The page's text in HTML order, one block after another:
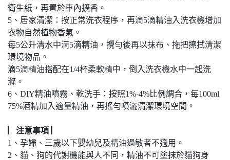
衛生紙，再置於車內擴香。
5、居家清潔：按正常洗衣程序，再滴5滴精油入洗衣機增加
衣物自然植物香氣。
每5公升清水中滴5滴精油，攪勻後再以抹布、拖把擦拭清潔
環境物品。
滴5滴精油搭配在1/4杯柔軟精中，倒入洗衣機水中一起洗
滌。
6、DIY精油噴霧、乾洗手：按照1%-4%比例調合，每100ml
75%酒精加入適量精油，再搖勻噴灑清潔環境空間。
▏注意事項 ▏
1、孕婦、三歲以下嬰幼兒及精油過敏者不適用。
2、貓、狗的代謝機能與人不同，精油不可塗抹於貓狗身